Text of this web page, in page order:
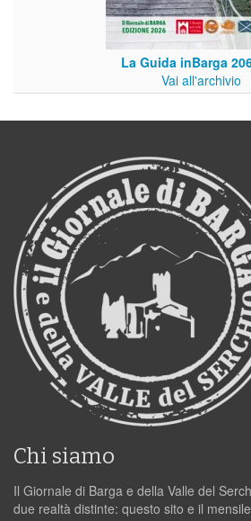
La Guida inBarga
Vai all'archivio
Chi siamo
Il Giornale di Barga e della Valle del
due realtà distinte: questo sito e il